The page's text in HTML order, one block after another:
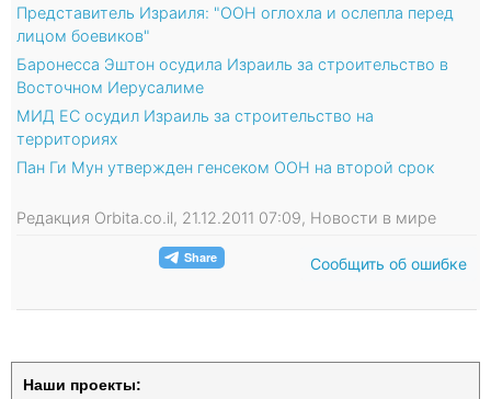
Представитель Израиля: "ООН оглохла и ослепла перед
лицом боевиков"
Баронесса Эштон осудила Израиль за строительство в
Восточном Иерусалиме
МИД ЕС осудил Израиль за строительство на
территориях
Пан Ги Мун утвержден генсеком ООН на второй срок
Редакция Orbita.co.il, 21.12.2011 07:09, Новости в мире
Сообщить об ошибке
Наши проекты: